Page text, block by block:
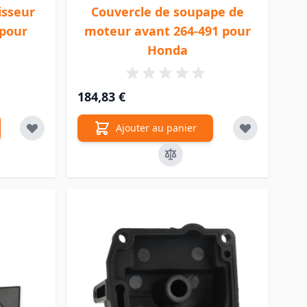
Couvercle de soupape de
moteur avant 264-491 pour
Honda
184,83 €
Ajouter au panier